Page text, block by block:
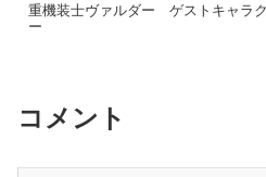
重機装士ヴァルダー ゲストキャラ
ー
コメント